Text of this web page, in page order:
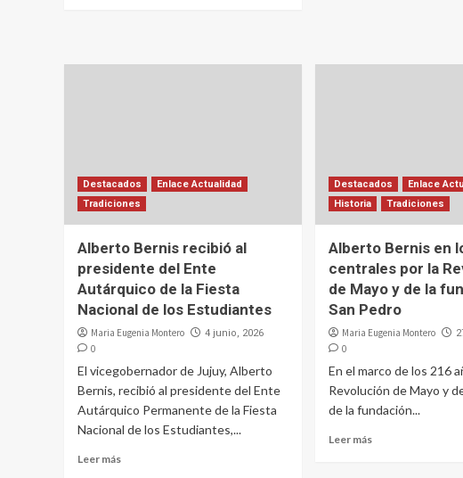
Destacados
Enlace Actualidad
Tradiciones
Alberto Bernis recibió al
presidente del Ente
Autárquico de la Fiesta
Nacional de los Estudiantes
Maria Eugenia Montero 4 junio, 2026
0
El vicegobernador de Jujuy, Alberto
Bernis, recibió al presidente del Ente
Autárquico Permanente de la Fiesta
Nacional de los Estudiantes,...
Leer más
Destacados
Enlace
Historia
Tradiciones
Alberto Bernis en
centrales por la
de Mayo y de la
San Pedro
Maria Eugenia Montero
0
En el marco de los 216
Revolución de Mayo y
de la fundación...
Leer más